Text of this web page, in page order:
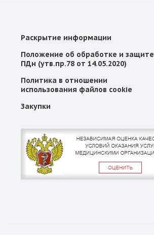
Раскрытие информации
Положение об обработке и защите
ПДн (утв.пр.78 от 14.05.2020)
Политика в отношении
использования файлов cookie
Закупки